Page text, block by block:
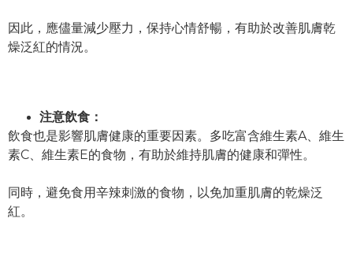
因此，應儘量減少壓力，保持心情舒暢，有助於改善肌膚乾
燥泛紅的情況。
注意飲食：
飲食也是影響肌膚健康的重要因素。多吃富含維生素A、維生
素C、維生素E的食物，有助於維持肌膚的健康和彈性。
同時，避免食用辛辣刺激的食物，以免加重肌膚的乾燥泛
紅。